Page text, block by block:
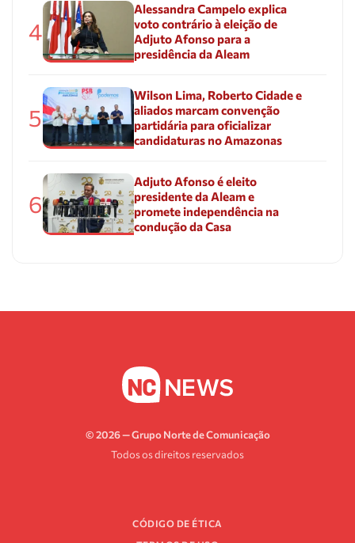
4
Alessandra Campelo explica
voto contrário à eleição de
Adjuto Afonso para a
presidência da Aleam
5
Wilson Lima, Roberto Cidade e
aliados marcam convenção
partidária para oficializar
candidaturas no Amazonas
6
Adjuto Afonso é eleito
presidente da Aleam e
promete independência na
condução da Casa
© 2026 — Grupo Norte de Comunicação
Todos os direitos reservados
CÓDIGO DE ÉTICA